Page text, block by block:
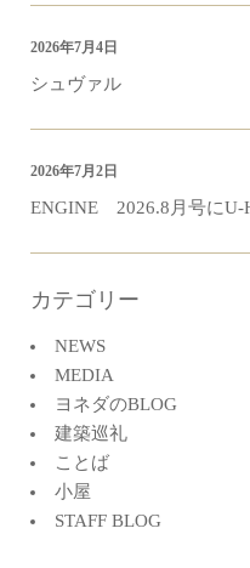
シュヴァル
2026年7月4日
ENGINE 2026.8月号にU-
2026年7月2日
カテゴリー
NEWS
MEDIA
ヨネダのBLOG
建築巡礼
ことば
小屋
STAFF BLOG